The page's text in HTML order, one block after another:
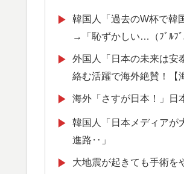
▶
韓国人「過去のW杯で韓
→「恥ずかしい…（ﾌﾞﾙﾌ
▶
外国人「日本の未来は安
絡む活躍で海外絶賛！【
▶ 海外「さすが日本！」日
▶
韓国人「日本メディアが
進路‥」
▶ 大地震が起きても手術を